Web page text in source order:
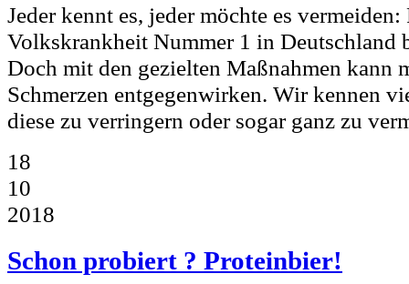
Jeder kennt es, jeder möchte es
Volkskrankheit Nummer 1 in Deutschland
Doch mit den gezielten Maßnahmen kann
Schmerzen entgegenwirken. Wir kennen
diese zu verringern oder sogar ganz zu
18
10
2018
Schon probiert ? Proteinbier!